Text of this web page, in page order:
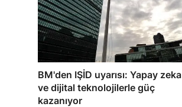
BM'den IŞİD uyarısı: Yapay zeka
ve dijital teknolojilerle güç
kazanıyor